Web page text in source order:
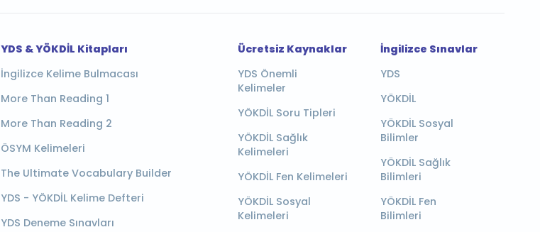
YDS & YÖKDİL Kitapları
İngilizce Kelime Bulmacası
More Than Reading 1
More Than Reading 2
ÖSYM Kelimeleri
The Ultimate Vocabulary Builder
YDS - YÖKDİL Kelime Defteri
YDS Deneme Sınavları
Ücretsiz Kaynaklar
YDS Önemli
Kelimeler
YÖKDİL Soru Tipleri
YÖKDİL Sağlık
Kelimeleri
YÖKDİL Fen Kelimeleri
YÖKDİL Sosyal
Kelimeleri
İngilizce Sınavlar
YDS
YÖKDİL
YÖKDİL Sosyal
Bilimler
YÖKDİL Sağlık
Bilimleri
YÖKDİL Fen
Bilimleri